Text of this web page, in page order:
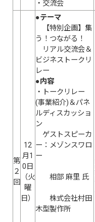
・交流会
第
２
回
12
月1
0日
（火
曜
日）
●テーマ
【特別企画】集
う！つながる！
リアル交流会＆
ビジネストークリ
レー
●内容
・トークリレー
(事業紹介)＆パネ
ルディスカッショ
ン
ゲストスピーカ
ー：メゾンスワロ
ー
相部 麻里 氏
株式会社村田
木型製作所